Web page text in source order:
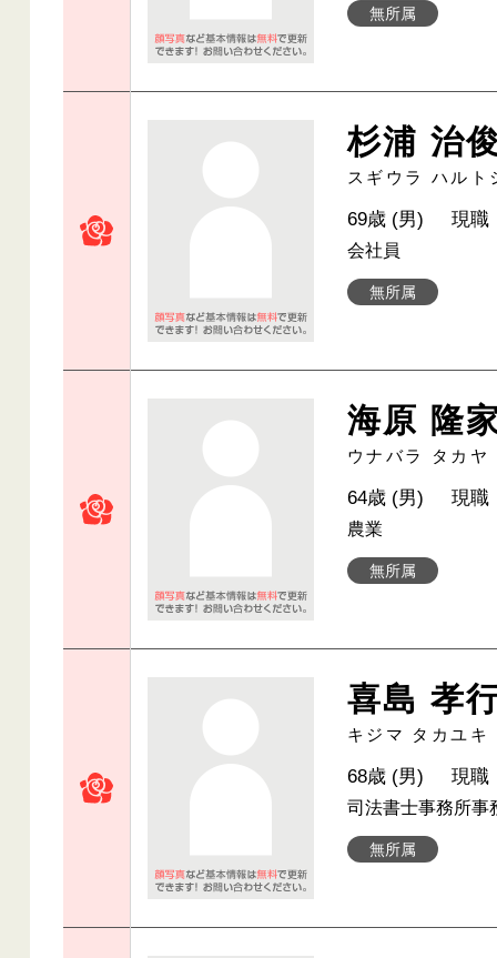
無所属
杉浦 治俊
スギウラ ハルト
無所属
69歳 (男) 現職
会社員
海原 隆家
ウナバラ タカヤ
無所属
64歳 (男) 現職
農業
喜島 孝
キジマ タカユキ
無所属
68歳 (男) 現職
司法書士事務所事